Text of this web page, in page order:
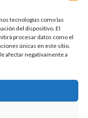
tecnologías como las
del dispositivo. El
procesar datos como el
únicas en este sitio.
afectar negativamente a